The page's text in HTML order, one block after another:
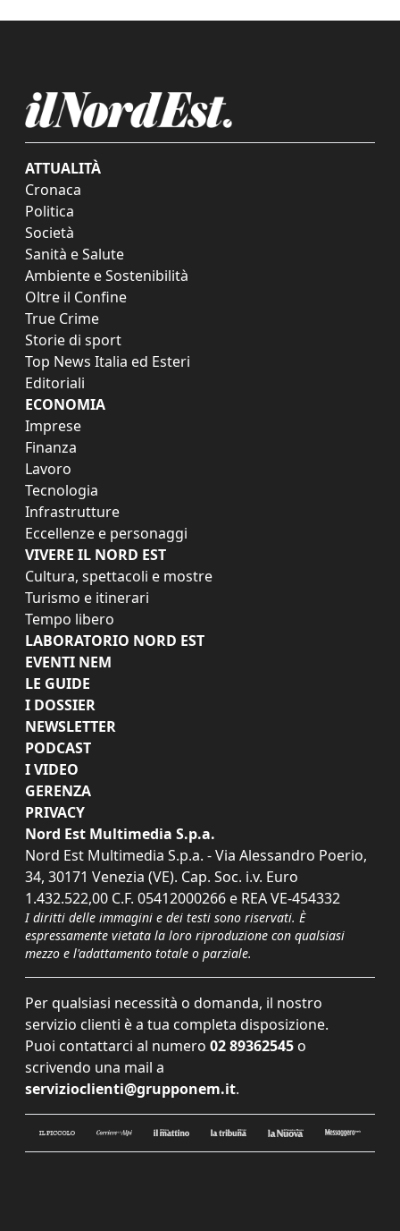
ATTUALITÀ
Cronaca
Politica
Società
Sanità e Salute
Ambiente e Sostenibilità
Oltre il Confine
True Crime
Storie di sport
Top News Italia ed Esteri
Editoriali
ECONOMIA
Imprese
Finanza
Lavoro
Tecnologia
Infrastrutture
Eccellenze e personaggi
VIVERE IL NORD EST
Cultura, spettacoli e mostre
Turismo e itinerari
Tempo libero
LABORATORIO NORD EST
EVENTI NEM
LE GUIDE
I DOSSIER
NEWSLETTER
PODCAST
I VIDEO
GERENZA
PRIVACY
Nord Est Multimedia S.p.a.
Nord Est Multimedia S.p.a. - Via Alessandro Poerio,
34, 30171 Venezia (VE). Cap. Soc. i.v. Euro
1.432.522,00 C.F. 05412000266 e REA VE-454332
I diritti delle immagini e dei testi sono riservati. È
espressamente vietata la loro riproduzione con qualsiasi
mezzo e l'adattamento totale o parziale.
Per qualsiasi necessità o domanda, il nostro
servizio clienti è a tua completa disposizione.
Puoi contattarci al numero 02 89362545 o
scrivendo una mail a
servizioclienti@grupponem.it.